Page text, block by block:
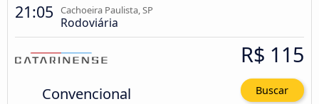
21:05 Cachoeira Paulista, SP
Rodoviária
Convencional
R$ 115
Buscar